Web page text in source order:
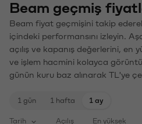
Beam geçmiş
Beam fiyat geçmişini takip
içindeki performansını izleyin.
açılış ve kapanış değerlerini, en
ve işlem hacmini kolayca
günün kuru baz alınarak TL'ye
1 gün 1 hafta 1 ay
Tarih Açılış En yüksek